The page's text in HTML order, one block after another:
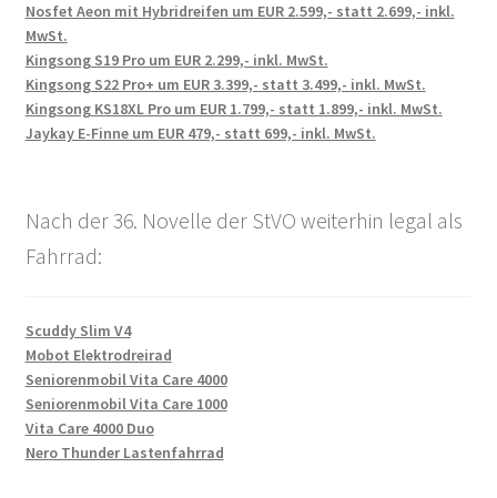
Nosfet Aeon mit Hybridreifen um EUR 2.599,- statt 2.699,- inkl.
MwSt.
Kingsong S19 Pro um EUR 2.299,- inkl. MwSt.
Kingsong S22 Pro+ um EUR 3.399,- statt 3.499,- inkl. MwSt.
Kingsong KS18XL Pro um EUR 1.799,- statt 1.899,- inkl. MwSt.
Jaykay E-Finne um EUR 479,- statt 699,- inkl. MwSt.
Nach der 36. Novelle der StVO weiterhin legal als
Fahrrad:
Scuddy Slim V4
Mobot Elektrodreirad
Seniorenmobil Vita Care 4000
Seniorenmobil Vita Care 1000
Vita Care 4000 Duo
Nero Thunder Lastenfahrrad